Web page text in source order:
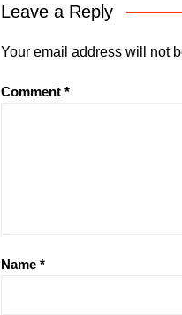
Leave a Reply
Your email address will not
Comment *
Name *